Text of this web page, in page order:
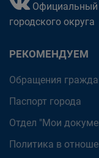
Официальный
городского округа
РЕКОМЕНДУЕМ
Обращения
Паспорт города
Отдел "Мои
Политика в